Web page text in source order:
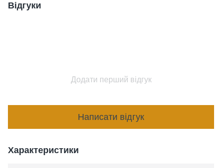
Відгуки
Додати перший відгук
Написати відгук
Характеристики